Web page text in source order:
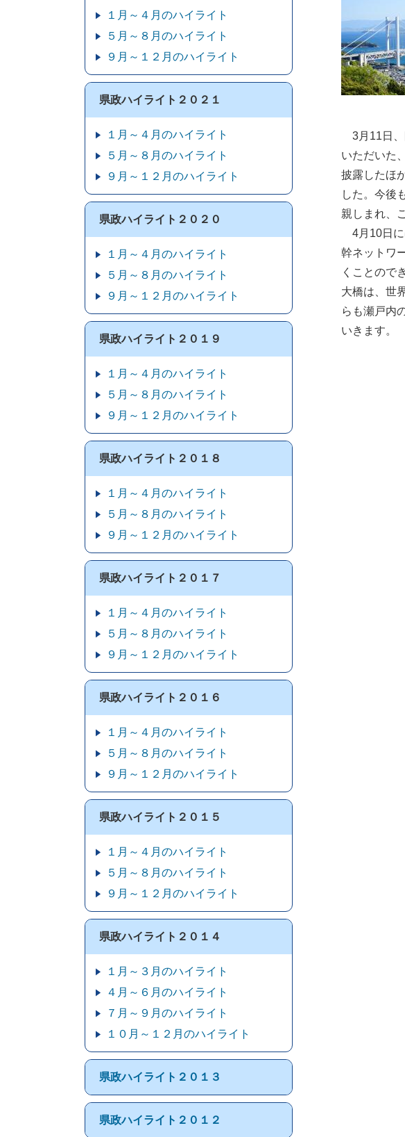
3月11日、
いただいた
披露したほ
した。今後
親しまれ、
4月10日に
幹ネットワ
くことので
大橋は、世
らも瀬戸内
いきます。
１月～４月のハイライト
５月～８月のハイライト
９月～１２月のハイライト
県政ハイライト２０２１
１月～４月のハイライト
５月～８月のハイライト
９月～１２月のハイライト
県政ハイライト２０２０
１月～４月のハイライト
５月～８月のハイライト
９月～１２月のハイライト
県政ハイライト２０１９
１月～４月のハイライト
５月～８月のハイライト
９月～１２月のハイライト
県政ハイライト２０１８
１月～４月のハイライト
５月～８月のハイライト
９月～１２月のハイライト
県政ハイライト２０１７
１月～４月のハイライト
５月～８月のハイライト
９月～１２月のハイライト
県政ハイライト２０１６
１月～４月のハイライト
５月～８月のハイライト
９月～１２月のハイライト
県政ハイライト２０１５
１月～４月のハイライト
５月～８月のハイライト
９月～１２月のハイライト
県政ハイライト２０１４
１月～３月のハイライト
４月～６月のハイライト
７月～９月のハイライト
１０月～１２月のハイライト
県政ハイライト２０１３
県政ハイライト２０１２